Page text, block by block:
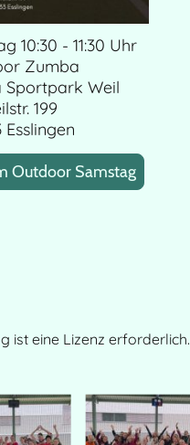
10:30 - 11:30 Uhr
Zumba
Sportpark Weil
199
Esslingen
Outdoor Samstag
ist eine Lizenz erforderlich.